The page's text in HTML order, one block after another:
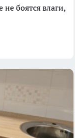
боятся влаги,